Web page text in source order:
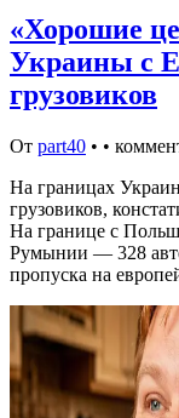
«Хорошие
Украины с
грузовиков
От part40 • •
На границах
грузовиков,
На границе с
Румынии — 328
пропуска на